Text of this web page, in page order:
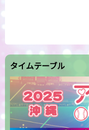
タイムテーブル